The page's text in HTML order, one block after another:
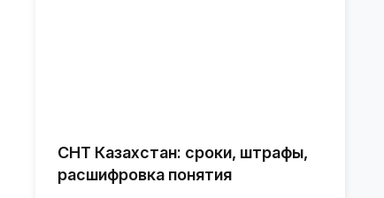
СНТ Казахстан: сроки, штрафы,
расшифровка понятия